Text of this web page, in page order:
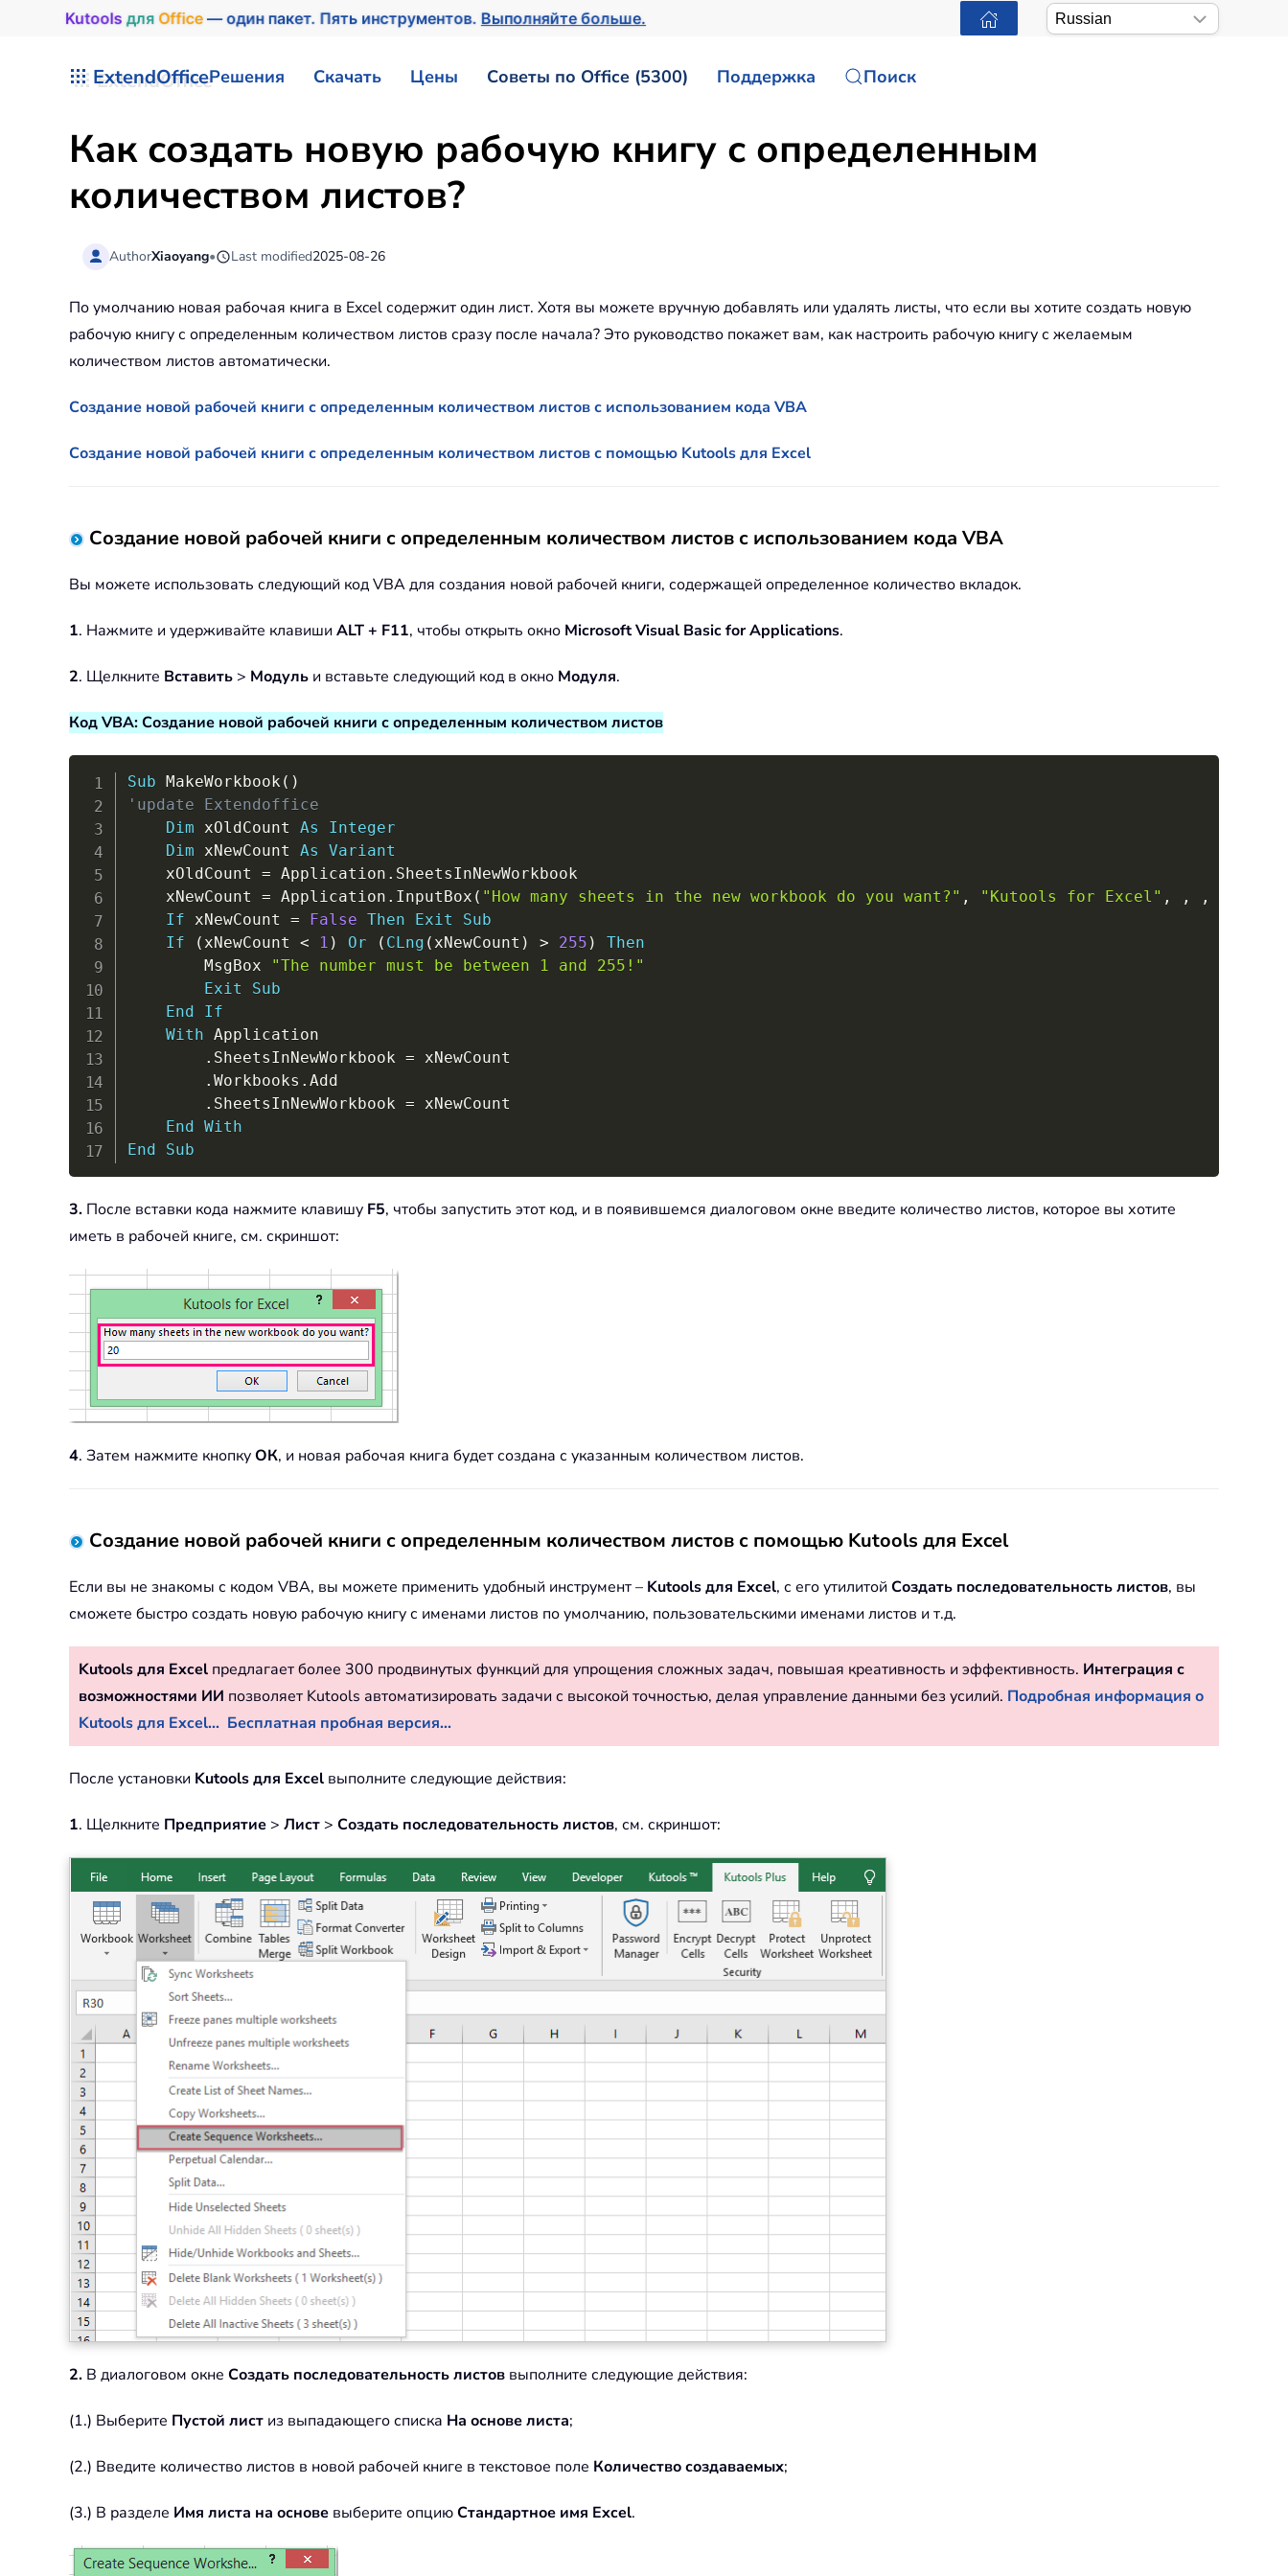
Kutools для Office— один пакет. Пять инструментов.Выполняйте больше.
ExtendOfficeРешения Скачать Цены Советы по Office (5300) Поддержка Поиск
Как создать новую рабочую книгу с определенным
количеством листов?
AuthorXiaoyang• Last modified2025-08-26
По умолчанию новая рабочая книга в Excel содержит один лист. Хотя вы можете вручную добавлять или удалять листы, что если вы хотите создать новую
рабочую книгу с определенным количеством листов сразу после начала? Это руководство покажет вам, как настроить рабочую книгу с желаемым
количеством листов автоматически.
Создание новой рабочей книги с определенным количеством листов с использованием кода VBA
Создание новой рабочей книги с определенным количеством листов с помощью Kutools для Excel
Создание новой рабочей книги с определенным количеством листов с использованием кода VBA
Вы можете использовать следующий код VBA для создания новой рабочей книги, содержащей определенное количество вкладок.
1. Нажмите и удерживайте клавиши ALT + F11, чтобы открыть окно Microsoft Visual Basic for Applications.
2. Щелкните Вставить > Модуль и вставьте следующий код в окно Модуля.
Код VBA: Создание новой рабочей книги с определенным количеством листов
Sub MakeWorkbook ( )
'update Extendoffice
Dim xOldCount As
Integer
Dim xNewCount As
Variant
    xOldCount
= Application . SheetsInNewWorkbook
    xNewCount
= Application . InputBox ( "How many sheets in the new workbook do you want?" , "Kutools for Excel" , , ,
If xNewCount = False Then Exit
Sub
If
( xNewCount < 1 ) Or ( CLng ( xNewCount ) > 255 )
Then
        MsgBox
"The number must be between 1 and 255!"
Exit
Sub
End
If
With Application
. SheetsInNewWorkbook = xNewCount
. Workbooks . Add
. SheetsInNewWorkbook = xNewCount
End
With
End
Sub
3. После вставки кода нажмите клавишу F5, чтобы запустить этот код, и в появившемся диалоговом окне введите количество листов, которое вы хотите
иметь в рабочей книге, см. скриншот:
4. Затем нажмите кнопкуОК, и новая рабочая книга будет создана с указанным количеством листов.
Создание новой рабочей книги с определенным количеством листов с помощью Kutools для Excel
Если вы не знакомы с кодом VBA, вы можете применить удобный инструмент – Kutools для Excel, с его утилитой Создать последовательность листов, вы
сможете быстро создать новую рабочую книгу с именами листов по умолчанию, пользовательскими именами листов и т.д.
Kutools для Excel предлагает более 300 продвинутых функций для упрощения сложных задач, повышая креативность и эффективность. Интеграция с
возможностями ИИ позволяет Kutools автоматизировать задачи с высокой точностью, делая управление данными без усилий. Подробная информация о
Kutools для Excel... Бесплатная пробная версия...
После установки Kutools для Excel выполните следующие действия:
1. Щелкните Предприятие > Лист > Создать последовательность листов, см. скриншот:
2. В диалоговом окне Создать последовательность листов выполните следующие действия:
(1.) Выберите Пустой лист из выпадающего списка На основе листа;
(2.) Введите количество листов в новой рабочей книге в текстовое поле Количество создаваемых;
(3.) В разделе Имя листа на основе выберите опциюСтандартное имя Excel.